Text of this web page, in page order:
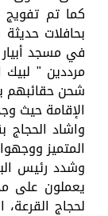
كما تم تفويج
بحافلات
في مسجد
مرددين " لبيك
شحن حقائبهم
الإقامة حيث
واشاد الحجاج
المتميز
وشدد رئيس
لحجاج